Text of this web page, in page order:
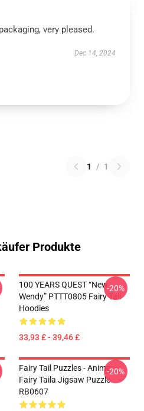
very pleased.
Dec 14, 2024
1 / 1
Produkte
100 YEARS QUEST “New
Wendy” PTTT0805 Fairy Tail
Hoodies
33,93 £ - 39,46 £
-20%
Fairy Tail Puzzles - Anime
Fairy Taila Jigsaw Puzzle
RB0607
-20%